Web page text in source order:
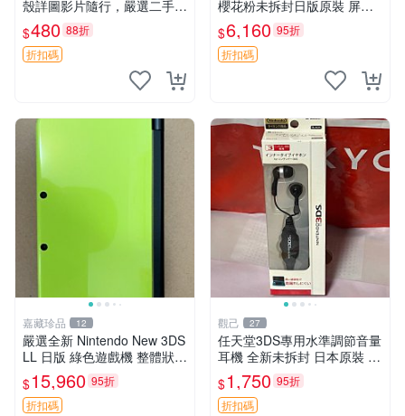
殼詳圖影片隨行，嚴選二手適
合收藏 3DS LL XL 拆機 外殼
數字機
$480 88折
折扣碼
櫻花粉未拆封日版原裝 屏清
全新 全套附贈充電線及觸控
筆 2DS 游戲機 日本原裝 二
手機 清新粉色 裸機無卡
$6,160 95折
折扣碼
嘉藏珍品 12
嚴選全新 Nintendo New 3DS
LL 日版 綠色遊戲機 整體狀態
佳 按鈕順暢 附原裝64G存儲
卡 配備保護膜 屏幕清晰 輕便
易攜帶 新3d
$15,960 95折
折扣碼
觀己 27
任天堂3DS專用水準調節音量
耳機 全新未拆封 日本原裝 3.
5mm耳機接口 支持多款掌機
設備 只要帶線控耳機接口即
可 圖實物一致 3ds 耳機 掌機
$1,750 95折
折扣碼